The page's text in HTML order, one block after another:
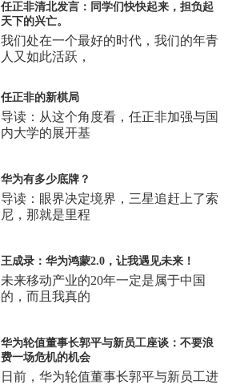
任正非清北发言：同学们快快起来，担负起
天下的兴亡。
我们处在一个最好的时代，我们的年青
人又如此活跃，
任正非的新棋局
导读：从这个角度看，任正非加强与国
内大学的展开基
华为有多少底牌？
导读：眼界决定境界，三星追赶上了索
尼，那就是里程
王成录：华为鸿蒙2.0，让我遇见未来！
未来移动产业的20年一定是属于中国
的，而且我真的
华为轮值董事长郭平与新员工座谈：不要浪
费一场危机的机会
日前，华为轮值董事长郭平与新员工进